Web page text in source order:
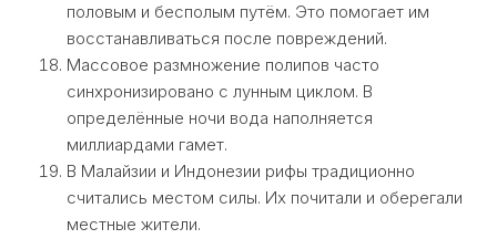
половым и бесполым путём. Это помогает им
восстанавливаться после повреждений.
Массовое размножение полипов часто
синхронизировано с лунным циклом. В
определённые ночи вода наполняется
миллиардами гамет.
В Малайзии и Индонезии рифы традиционно
считались местом силы. Их почитали и оберегали
местные жители.